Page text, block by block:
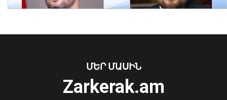
08 Օգոստոս, 2026 23:01
Ուկրաինայի Գերագույն Ռադայի
նախագահը շնորհավորել է ՀՀ ԱԺ
ՄԵՐ ՄԱՍԻՆ
Zarkerak.am